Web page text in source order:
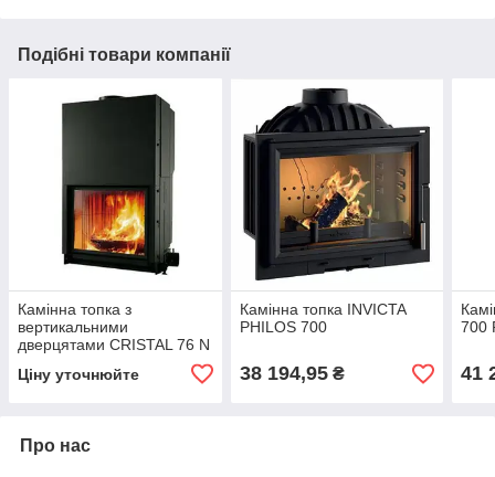
Подібні товари компанії
Камінна топка з
вертикальними
дверцятами CRISTAL 76 N
Ціну уточнюйте
Камінна топка INVICTA
PHILOS 700
38 194,95₴
700
41
Про нас